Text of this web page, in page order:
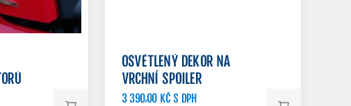
OSVĚTLENÝ DEKOR NA
VRCHNÍ SPOILER
3 390,00 KČ S DPH